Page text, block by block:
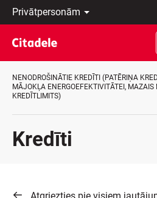
Privātpersonām
Uzņēmumiem
Private
Banking
Par
banku
C
REWARDS
lv
Latviski
По-
русски
In
English
NENODROŠINĀTIE KREDĪTI (PATĒRIŅA
MĀJOKĻA ENERGOEFEKTIVITĀTEI,
KREDĪTLIMITS)
Kredīti